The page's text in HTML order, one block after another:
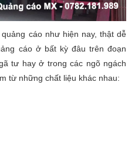
cáo như hiện nay, thật dễ
cáo ở bất kỳ đâu trên đoạn
tư hay ở trong các ngõ ngách
từ những chất liệu khác nhau: